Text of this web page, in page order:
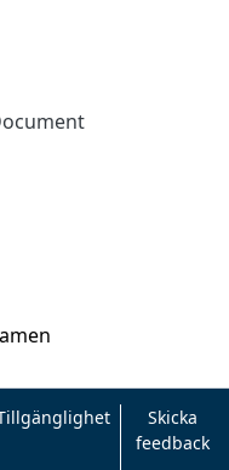
Skicka
feedback